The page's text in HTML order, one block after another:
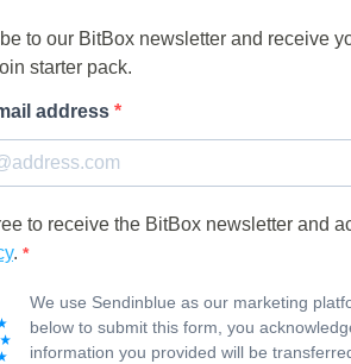
to our BitBox newsletter and receive
starter pack.
address
to receive the BitBox newsletter and
.
We use Sendinblue as our marketing
below to submit this form, you
information you provided will be